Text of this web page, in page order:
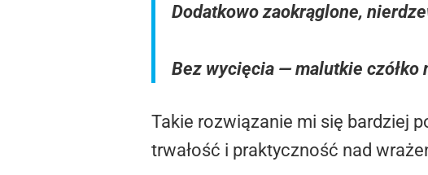
Dodatkowo zaokrąglone,
Bez wycięcia — malutkie czółko
Takie rozwiązanie mi się bardziej
trwałość i praktyczność nad